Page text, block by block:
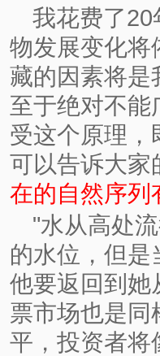
我花费了
物发展变化将
藏的因素将是
至于绝对不能
受这个原理，
可以告诉大家
在的自然序列
"水从高处
的水位，但
他要返回到她
票市场也是同
平，投资者将